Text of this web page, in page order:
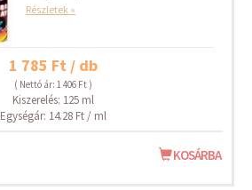
Részletek »
1 785 Ft / db
( Nettó ár: 1 406 Ft )
Kiszerelés: 125 ml
Egységár: 14.28 Ft / ml
KOSÁRBA